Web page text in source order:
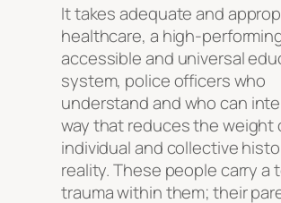
It takes adequate and
healthcare, a high-
accessible and universal
system, police officers who
understand and who can
way that reduces the weight
individual and collective
reality. These people carry a
trauma within them; their